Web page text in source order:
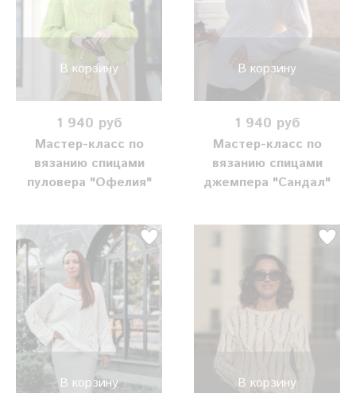
В корзину
1 940 руб
Мастер-класс по
вязанию спицами
пуловера "Офелия"
В корзину
1 940 руб
Мастер-класс по
вязанию спицами
джемпера "Сандал"
В корзину В корзину